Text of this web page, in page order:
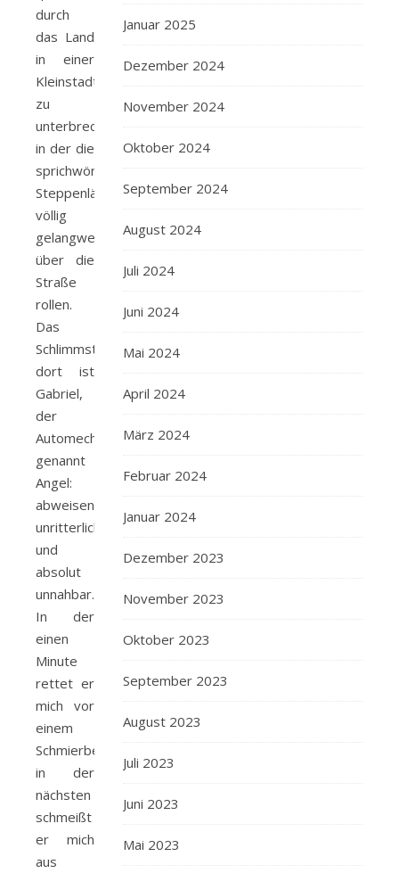
durch
das Land
in einer
Kleinstadt
zu
unterbrechen,
in der die
sprichwörtlichen
Steppenläufer
völlig
gelangweilt
über die
Straße
rollen.
Das
Schlimmste
dort ist
Gabriel,
der
Automechaniker,
genannt
Angel:
abweisend,
unritterlich
und
absolut
unnahbar.
In der
einen
Minute
rettet er
mich vor
einem
Schmierbeutel,
in der
nächsten
schmeißt
er mich
aus
Januar 2025
Dezember 2024
November 2024
Oktober 2024
September 2024
August 2024
Juli 2024
Juni 2024
Mai 2024
April 2024
März 2024
Februar 2024
Januar 2024
Dezember 2023
November 2023
Oktober 2023
September 2023
August 2023
Juli 2023
Juni 2023
Mai 2023